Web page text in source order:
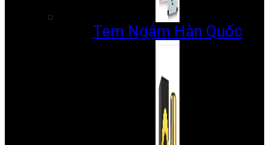
Tem Ngậm Hàn Quốc